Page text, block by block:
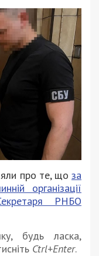
про те, що за
організації
РНБО
будь ласка,
Ctrl+Enter.